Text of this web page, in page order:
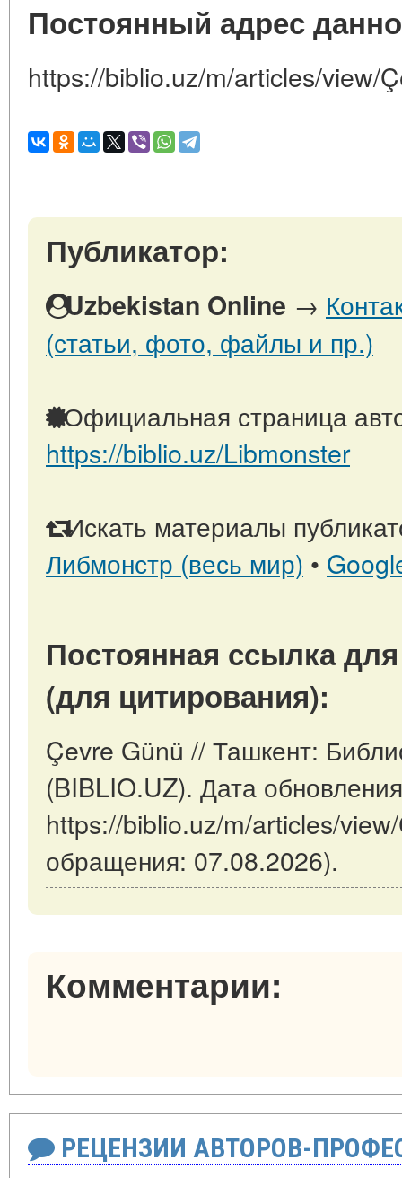
Постоянный адрес
https://biblio.uz/m/articles/view/
Публикатор:
Uzbekistan Online →
(статьи, фото, файлы и пр.)
Официальная страница
https://biblio.uz/Libmonster
Искать материалы
Либмонстр (весь мир) •
Постоянная ссылка
(для цитирования):
Çevre Günü // Ташкент:
(BIBLIO.UZ). Дата
https://biblio.uz/m/articles/
обращения: 07.08.2026).
Комментарии:
РЕЦЕНЗИИ АВТОРОВ-